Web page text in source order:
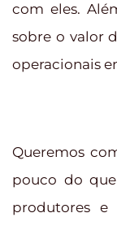
com eles.
sobre o valor
operacionais
Queremos
pouco do
produtores e